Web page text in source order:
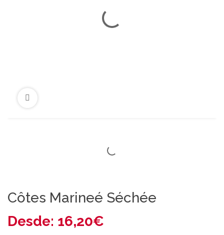
Côtes Marineé Séchée
Desde: 16,20€